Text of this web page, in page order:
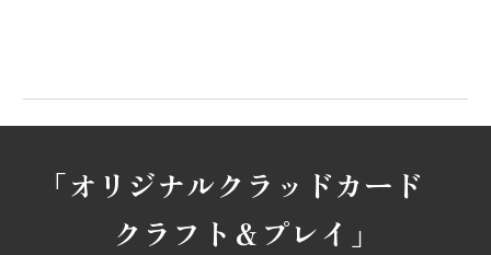
「オリジナルクラッドカード
クラフト＆プレイ」